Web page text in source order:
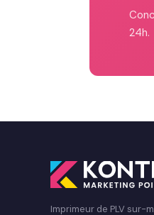
24h.
Imprimeur de PLV sur-